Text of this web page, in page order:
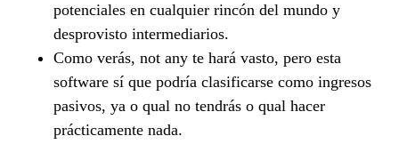
potenciales en cualquier rincón del mundo y
desprovisto intermediarios.
Como verás, not any te hará vasto, pero esta
software sí que podría clasificarse como ingresos
pasivos, ya o qual no tendrás o qual hacer
prácticamente nada.